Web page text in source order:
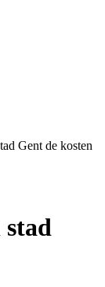
Gent de kosten